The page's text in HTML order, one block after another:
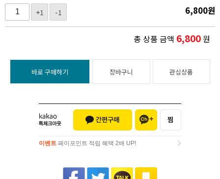
+1
-1 6,800원
총 상품 금액 6,800원
바로 구매하기 장바구니 관심상품
이벤트 페이포인트 적립 혜택 2배 UP!